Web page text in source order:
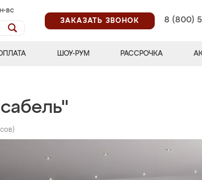
вс
ЗАКАЗАТЬ ЗВОНОК
8 (800)
ШОУ-РУМ РАССРОЧКА